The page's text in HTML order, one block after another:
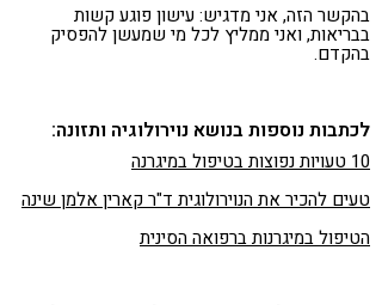
בהקשר הזה, אני מדגיש: עישון פוגע קשות
בבריאות, ואני ממליץ לכל מי שמעשן להפסיק
בהקדם.
לכתבות נוספות בנושא נוירולוגיה ותזונה:
10 טעויות נפוצות בטיפול במיגרנה
טעים להכיר את הנוירולוגית ד"ר קארין אלמן שינה
הטיפול במיגרנות ברפואה הסינית